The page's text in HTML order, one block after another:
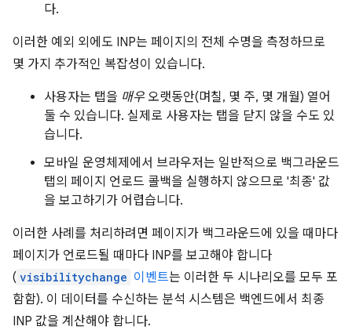
다.
이러한 예외 외에도 INP는 페이지의 전체 수명을 측정하므로
몇 가지 추가적인 복잡성이 있습니다.
사용자는 탭을 매우 오랫동안(며칠, 몇 주, 몇 개월) 열어
둘 수 있습니다. 실제로 사용자는 탭을 닫지 않을 수도 있
습니다.
모바일 운영체제에서 브라우저는 일반적으로 백그라운드
탭의 페이지 언로드 콜백을 실행하지 않으므로 '최종' 값
을 보고하기가 어렵습니다.
이러한 사례를 처리하려면 페이지가 백그라운드에 있을 때마다
페이지가 언로드될 때마다 INP를 보고해야 합니다
( visibilitychange 이벤트는 이러한 두 시나리오를 모두 포
함함). 이 데이터를 수신하는 분석 시스템은 백엔드에서 최종
INP 값을 계산해야 합니다.